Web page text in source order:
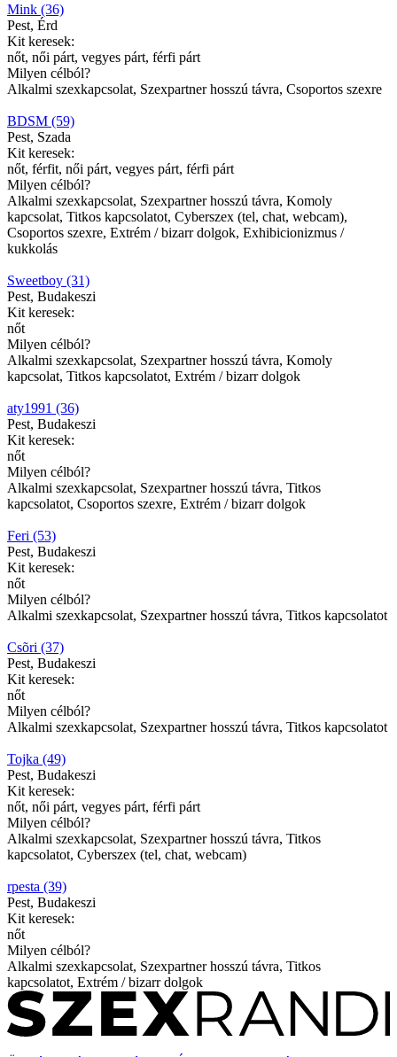
Mink (36)
Pest, Érd
Kit keresek:
nőt, női párt, vegyes párt, férfi párt
Milyen célból?
Alkalmi szexkapcsolat, Szexpartner hosszú távra, Csoportos szexre
BDSM (59)
Pest, Szada
Kit keresek:
nőt, férfit, női párt, vegyes párt, férfi párt
Milyen célból?
Alkalmi szexkapcsolat, Szexpartner hosszú távra, Komoly
kapcsolat, Titkos kapcsolatot, Cyberszex (tel, chat, webcam),
Csoportos szexre, Extrém / bizarr dolgok, Exhibicionizmus /
kukkolás
Sweetboy (31)
Pest, Budakeszi
Kit keresek:
nőt
Milyen célból?
Alkalmi szexkapcsolat, Szexpartner hosszú távra, Komoly
kapcsolat, Titkos kapcsolatot, Extrém / bizarr dolgok
aty1991 (36)
Pest, Budakeszi
Kit keresek:
nőt
Milyen célból?
Alkalmi szexkapcsolat, Szexpartner hosszú távra, Titkos
kapcsolatot, Csoportos szexre, Extrém / bizarr dolgok
Feri (53)
Pest, Budakeszi
Kit keresek:
nőt
Milyen célból?
Alkalmi szexkapcsolat, Szexpartner hosszú távra, Titkos kapcsolatot
Csõri (37)
Pest, Budakeszi
Kit keresek:
nőt
Milyen célból?
Alkalmi szexkapcsolat, Szexpartner hosszú távra, Titkos kapcsolatot
Tojka (49)
Pest, Budakeszi
Kit keresek:
nőt, női párt, vegyes párt, férfi párt
Milyen célból?
Alkalmi szexkapcsolat, Szexpartner hosszú távra, Titkos
kapcsolatot, Cyberszex (tel, chat, webcam)
rpesta (39)
Pest, Budakeszi
Kit keresek:
nőt
Milyen célból?
Alkalmi szexkapcsolat, Szexpartner hosszú távra, Titkos
kapcsolatot, Extrém / bizarr dolgok